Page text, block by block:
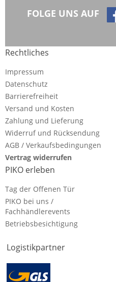
FOLGE UNS AUF
Rechtliches
Impressum
Datenschutz
Barrierefreiheit
Versand und Kosten
Zahlung und Lieferung
Widerruf und Rücksendung
AGB / Verkaufsbedingungen
Vertrag widerrufen
PIKO erleben
Tag der Offenen Tür
PIKO bei uns /
Fachhändlerevents
Betriebsbesichtigung
Logistikpartner